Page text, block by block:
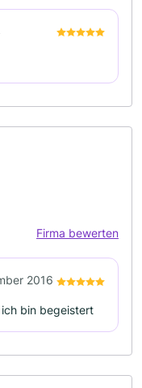
Firma bewerten
2016
bin begeistert